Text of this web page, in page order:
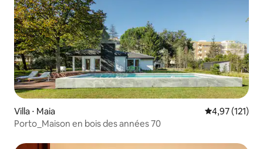
Villa ⋅ Maia Évaluation
4,97 (121)
Porto_Maison en bois des années 70